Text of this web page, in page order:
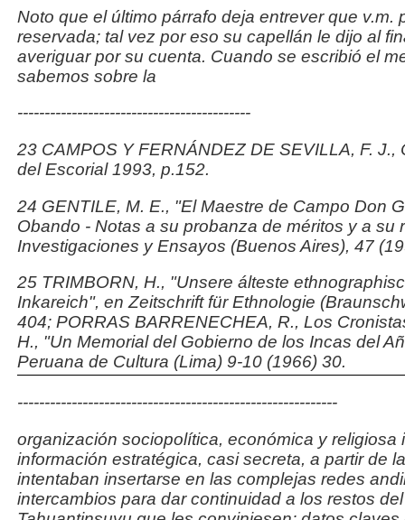
Noto que el último párrafo deja entrever que v.m.
reservada; tal vez por eso su capellán le dijo al
averiguar porsu cuenta. Cuando se escribió el
sabemos sobre la
-------------------------------------------
23 CAMPOS Y FERNÁNDEZ DE SEVILLA, F. J.,
del Escorial 1993, p.152.
24 GENTILE, M. E., "El Maestre de Campo Don
Obando - Notas a su probanza de méritos y a su
Investigaciones y Ensayos (Buenos Aires), 47
25 TRIMBORN, H., "Unsere álteste
Inkareich", enZeitschrift für Ethnologie
404; PORRAS BARRENECHEA, R., Los
H., "Un Memorial del Gobierno de los Incas del
Peruana de Cultura (Lima) 9-10 (1966) 30.
-----------------------------------------------------------
organización sociopolítica, económica y religiosa
información estratégica, casi secreta, a partir de
intentaban insertarse en las complejas redes
intercambios para dar continuidad a los restos